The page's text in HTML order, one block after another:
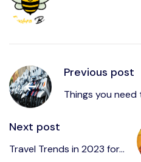
Previous post
Things you need
Next post
Travel Trends in 2023 for...